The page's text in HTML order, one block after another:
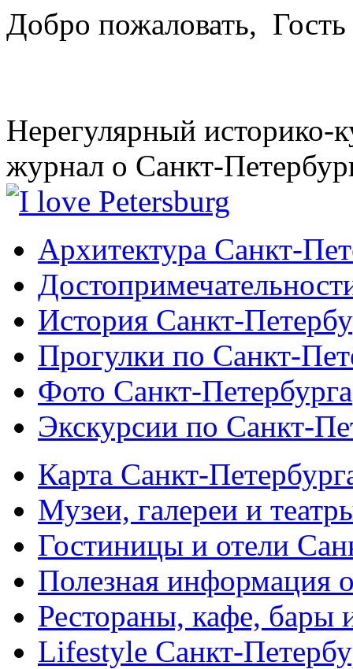
Добро пожаловать, Гость
Нерегулярный историко-
журнал о Санкт-
Архитектура Санкт-
История Санкт-
Прогулки по Санкт-
Фото Санкт-Петербурга
Экскурсии по Санкт-
Карта Санкт-
Музеи, галереи и
Гостиницы и отели
Полезная информация
Рестораны, кафе, бары
Lifestyle Санкт-